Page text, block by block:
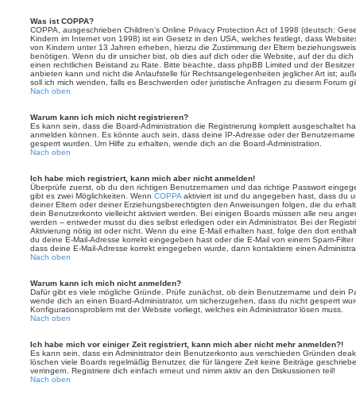
Was ist COPPA?
COPPA, ausgeschrieben Children’s Online Privacy Protection Act of 1998 (deutsch:
Kindern im Internet von 1998) ist ein Gesetz in den USA, welches festlegt, dass
von Kindern unter 13 Jahren erheben, hierzu die Zustimmung der Eltern
benötigen. Wenn du dir unsicher bist, ob dies auf dich oder die Website, auf der du
einen rechtlichen Beistand zu Rate. Bitte beachte, dass phpBB Limited und der
anbieten kann und nicht die Anlaufstelle für Rechtsangelegenheiten jeglicher Art ist;
soll ich mich wenden, falls es Beschwerden oder juristische Anfragen zu diesem Forum
Nach oben
Warum kann ich mich nicht registrieren?
Es kann sein, dass die Board-Administration die Registrierung komplett ausgeschaltet
anmelden können. Es könnte auch sein, dass deine IP-Adresse oder der
gesperrt wurden. Um Hilfe zu erhalten, wende dich an die Board-Administration.
Nach oben
Ich habe mich registriert, kann mich aber nicht anmelden!
Überprüfe zuerst, ob du den richtigen Benutzernamen und das richtige Passwort
gibt es zwei Möglichkeiten. Wenn COPPA aktiviert ist und du angegeben hast, dass du
deiner Eltern oder deiner Erziehungsberechtigten den Anweisungen folgen, die du
dein Benutzerkonto vielleicht aktiviert werden. Bei einigen Boards müssen alle neu
werden – entweder musst du dies selbst erledigen oder ein Administrator. Bei der
Aktivierung nötig ist oder nicht. Wenn du eine E-Mail erhalten hast, folge den dort
du deine E-Mail-Adresse korrekt eingegeben hast oder die E-Mail von einem Spam-
dass deine E-Mail-Adresse korrekt eingegeben wurde, dann kontaktiere einen
Nach oben
Warum kann ich mich nicht anmelden?
Dafür gibt es viele mögliche Gründe. Prüfe zunächst, ob dein Benutzername und dein
wende dich an einen Board-Administrator, um sicherzugehen, dass du nicht gesperrt
Konfigurationsproblem mit der Website vorliegt, welches ein Administrator lösen muss.
Nach oben
Ich habe mich vor einiger Zeit registriert, kann mich aber nicht mehr anmelden?!
Es kann sein, dass ein Administrator dein Benutzerkonto aus verschieden Gründen
löschen viele Boards regelmäßig Benutzer, die für längere Zeit keine Beiträge
verringern. Registriere dich einfach erneut und nimm aktiv an den Diskussionen teil!
Nach oben